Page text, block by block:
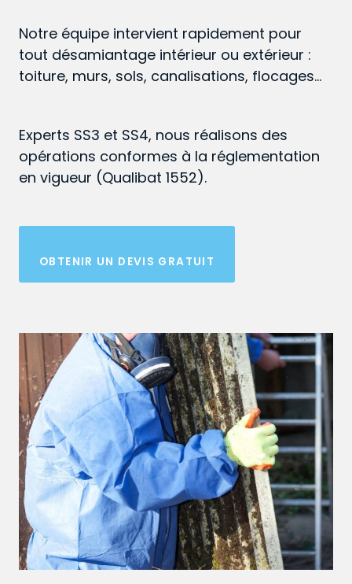
Notre équipe intervient rapidement pour
tout désamiantage intérieur ou extérieur :
toiture, murs, sols, canalisations, flocages…
Experts SS3 et SS4, nous réalisons des
opérations conformes à la réglementation
en vigueur (Qualibat 1552).
OBTENIR UN DEVIS GRATUIT